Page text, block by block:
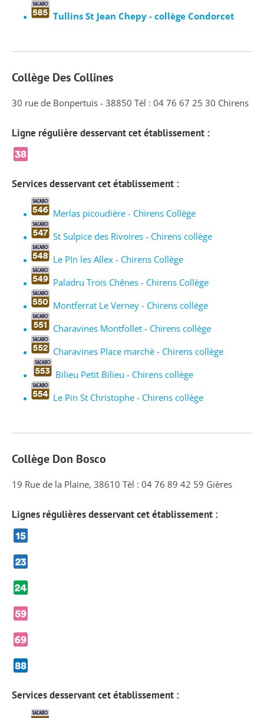
Tullins St Jean Chepy - collège Condorcet
Collège Des Collines
30 rue de Bonpertuis - 38850 Tél : 04 76 67 25 30 Chirens
Ligne régulière desservant cet établissement :
Services desservant cet établissement :
Merlas picoudière - Chirens Collège
St Sulpice des Rivoires - Chirens collège
Le PIn les Allex - Chirens Collège
Paladru Trois Chênes - Chirens Collège
Montferrat Le Verney - Chirens collège
Charavines Montfollet - Chirens collège
Charavines Place marchè - Chirens collège
Bilieu Petit Bilieu - Chirens collège
Le Pin St Christophe - Chirens collège
Collège Don Bosco
19 Rue de la Plaine, 38610 Tèl : 04 76 89 42 59 Gières
Lignes régulières desservant cet établissement :
Services desservant cet établissement :